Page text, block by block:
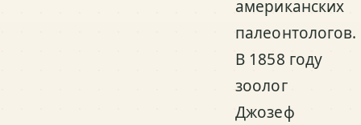
американских
палеонтологов.
В 1858 году
зоолог
Джозеф